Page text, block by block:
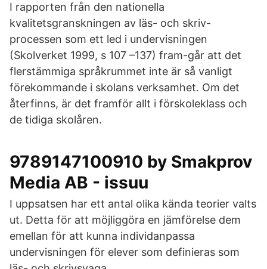
I rapporten från den nationella
kvalitetsgranskningen av läs- och skriv-
processen som ett led i undervisningen
(Skolverket 1999, s 107 –137) fram-går att det
flerstämmiga språkrummet inte är så vanligt
förekommande i skolans verksamhet. Om det
återfinns, är det framför allt i förskoleklass och
de tidiga skolåren.
9789147100910 by Smakprov
Media AB - issuu
I uppsatsen har ett antal olika kända teorier valts
ut. Detta för att möjliggöra en jämförelse dem
emellan för att kunna individanpassa
undervisningen för elever som definieras som